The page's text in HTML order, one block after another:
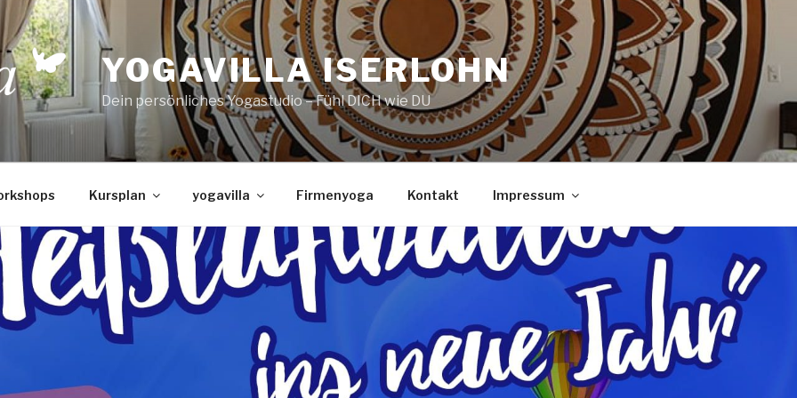
YOGAVILLA ISERLOHN
Dein persönliches Yogastudio – Fühl DICH wie DU
Kursplan yogavilla Firmenyoga Kontakt Impressum